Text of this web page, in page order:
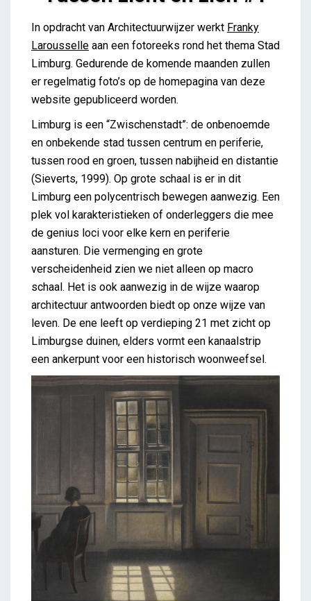
Franky Larousselle – Tussen zicht en zien #1
iris
In opdracht van Architectuurwijzer werkt Franky
Larousselle aan een fotoreeks rond het thema Stad
Limburg. Gedurende de komende maanden zullen
er regelmatig foto’s op de homepagina van deze
website gepubliceerd worden.
Limburg is een “Zwischenstadt”: de onbenoemde
en onbekende stad tussen centrum en periferie,
tussen rood en groen, tussen nabijheid en distantie
(Sieverts, 1999). Op grote schaal is er in dit
Limburg een polycentrisch bewegen aanwezig. Een
plek vol karakteristieken of onderleggers die mee
de genius loci voor elke kern en periferie
aansturen. Die vermenging en grote
verscheidenheid zien we niet alleen op macro
schaal. Het is ook aanwezig in de wijze waarop
architectuur antwoorden biedt op onze wijze van
leven. De ene leeft op verdieping 21 met zicht op
Limburgse duinen, elders vormt een kanaalstrip
een ankerpunt voor een historisch woonweefsel.